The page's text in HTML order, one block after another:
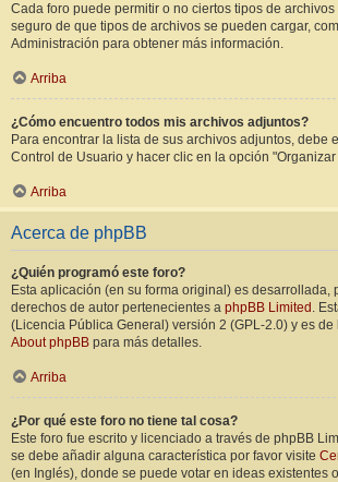
Cada foro puede permitir o no ciertos tipos de
seguro de que tipos de archivos se pueden cargar,
Administración para obtener más información.
Arriba
¿Cómo encuentro todos mis archivos adjuntos?
Para encontrar la lista de sus archivos adjuntos, debe
Control de Usuario y hacer clic en la opción
Arriba
Acerca de phpBB
¿Quién programó este foro?
Esta aplicación (en su forma original) es desarrollada,
derechos de autor pertenecientes a phpBB Limited .
(Licencia Pública General) versión 2 (GPL-2.0) y es
About phpBB para más detalles.
Arriba
¿Por qué este foro no tiene tal cosa?
Este foro fue escrito y licenciado a través de phpBB
se debe añadir alguna característica por favor visite
(en Inglés), donde se puede votar en ideas existentes